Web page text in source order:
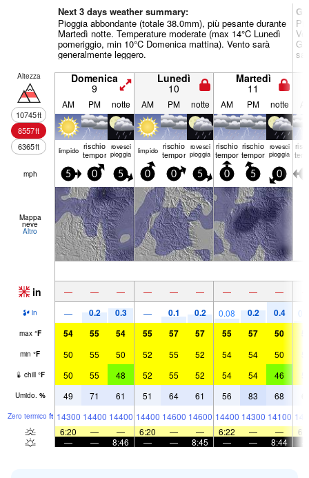
Next 3 days weather summary:
Pioggia abbondante (totale 38.0mm), più pesante durante
Martedì notte. Temperature moderate (max 14°C Lunedì
pomeriggio, min 10°C Domenica mattina). Vento sarà
generalmente leggero.
Altezza
10745ft
8557ft
6365ft
Domenica
9
Lunedì
10
Martedì
11
AM PM notte AM PM notte AM PM notte
limp­ido rischio
temporale
rovesci
pioggia limp­ido rischio
temporale
rovesci
pioggia
rischio
temporale
rischio
temporale
rovesci
pioggia
mph 5 0 5 0 0 5 0 5 0
Mappa
neve
Altro
in — — — — — — — — —
in — 0.2 0.3 — 0.1 0.2 0.08 0.2 0.4
max °F 54 55 54 55 57 57 55 57 50
min °F 50 55 50 52 55 52 54 54 50
chill °F 50 55 48 52 55 52 54 54 46
Umido. % 49 71 61 51 64 61 56 83 68
Zero termico ft 14300 14400 14400 14400 14600 14600 14400 14300 14100
6:20
— — 6:20 — — 6:22 — —
—
— 8:46 — — 8:45 — — 8:44